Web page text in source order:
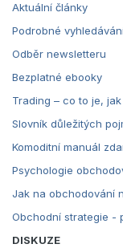
Aktuální články
Podrobné
Odběr newsletteru
Bezplatné ebooky
Trading – co to je,
Slovník důležitých
Komoditní manuál
Psychologie
Jak na obchodování
Obchodní strategie -
DISKUZE